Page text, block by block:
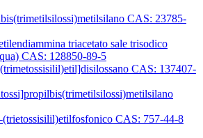
CAS: 23785-
triacetato sale trisodico
CAS: 128850-89-5
CAS: 137407-
(trietossisilil)etilfosfonico CAS: 757-44-8